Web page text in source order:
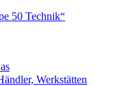
50 Technik“
Werkstätten